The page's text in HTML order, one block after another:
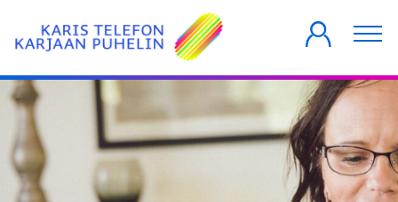
FÖRETAG